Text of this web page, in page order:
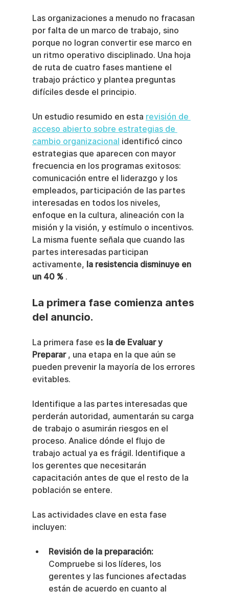
Las organizaciones a menudo no fracasan
por falta de un marco de trabajo, sino
porque no logran convertir ese marco en
un ritmo operativo disciplinado. Una hoja
de ruta de cuatro fases mantiene el
trabajo práctico y plantea preguntas
difíciles desde el principio.
Un estudio resumido en esta revisión de
acceso abierto sobre estrategias de
cambio organizacional identificó cinco
estrategias que aparecen con mayor
frecuencia en los programas exitosos:
comunicación entre el liderazgo y los
empleados, participación de las partes
interesadas en todos los niveles,
enfoque en la cultura, alineación con la
misión y la visión, y estímulo o incentivos.
La misma fuente señala que cuando las
partes interesadas participan
activamente, la resistencia disminuye en
un 40 % .
La primera fase comienza antes
del anuncio.
La primera fase es la de Evaluar y
Preparar , una etapa en la que aún se
pueden prevenir la mayoría de los errores
evitables.
Identifique a las partes interesadas que
perderán autoridad, aumentarán su carga
de trabajo o asumirán riesgos en el
proceso. Analice dónde el flujo de
trabajo actual ya es frágil. Identifique a
los gerentes que necesitarán
capacitación antes de que el resto de la
población se entere.
Las actividades clave en esta fase
incluyen:
Revisión de la preparación:
Compruebe si los líderes, los
gerentes y las funciones afectadas
están de acuerdo en cuanto al